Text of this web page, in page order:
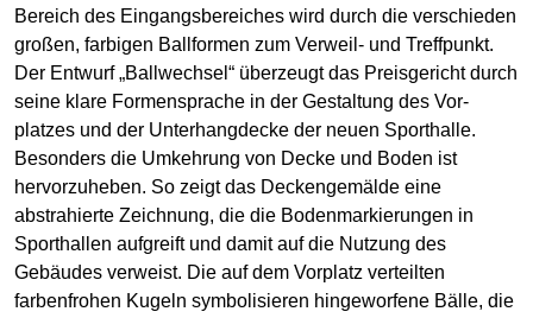
Bereich des Eingangs­bereiches wird durch die ver­schieden
großen, farbigen Ball­formen zum Verweil- und Treff­punkt.
Der Entwurf „Ballwechsel“ überzeugt das Preis­gericht durch
seine klare Formen­sprache in der Gestaltung des Vor­
platzes und der Unterhang­decke der neuen Sport­halle.
Besonders die Um­kehrung von Decke und Boden ist
hervor­zu­heben. So zeigt das Decken­gemälde eine
abstrahierte Zeichnung, die die Boden­markierungen in
Sport­hallen auf­greift und damit auf die Nutzung des
Gebäudes ver­weist. Die auf dem Vorplatz ver­teilten
farbenfrohen Kugeln symbolisieren hingeworfene Bälle, die